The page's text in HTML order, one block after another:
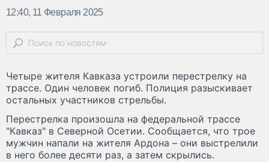
12:40, 11 Февраля 2025
Четыре жителя Кавказа устроили перестрелку на
трассе. Один человек погиб. Полиция разыскивает
остальных участников стрельбы.
Перестрелка произошла на федеральной трассе
"Кавказ" в Северной Осетии. Сообщается, что трое
мужчин напали на жителя Ардона – они выстрелили
в него более десяти раз, а затем скрылись.